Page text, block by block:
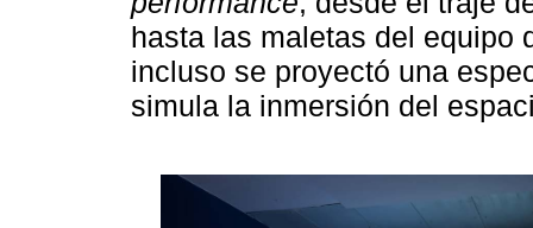
hasta las maletas del equipo
incluso se proyectó una
simula la inmersión del